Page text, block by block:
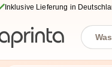
Inklusive Lieferung in